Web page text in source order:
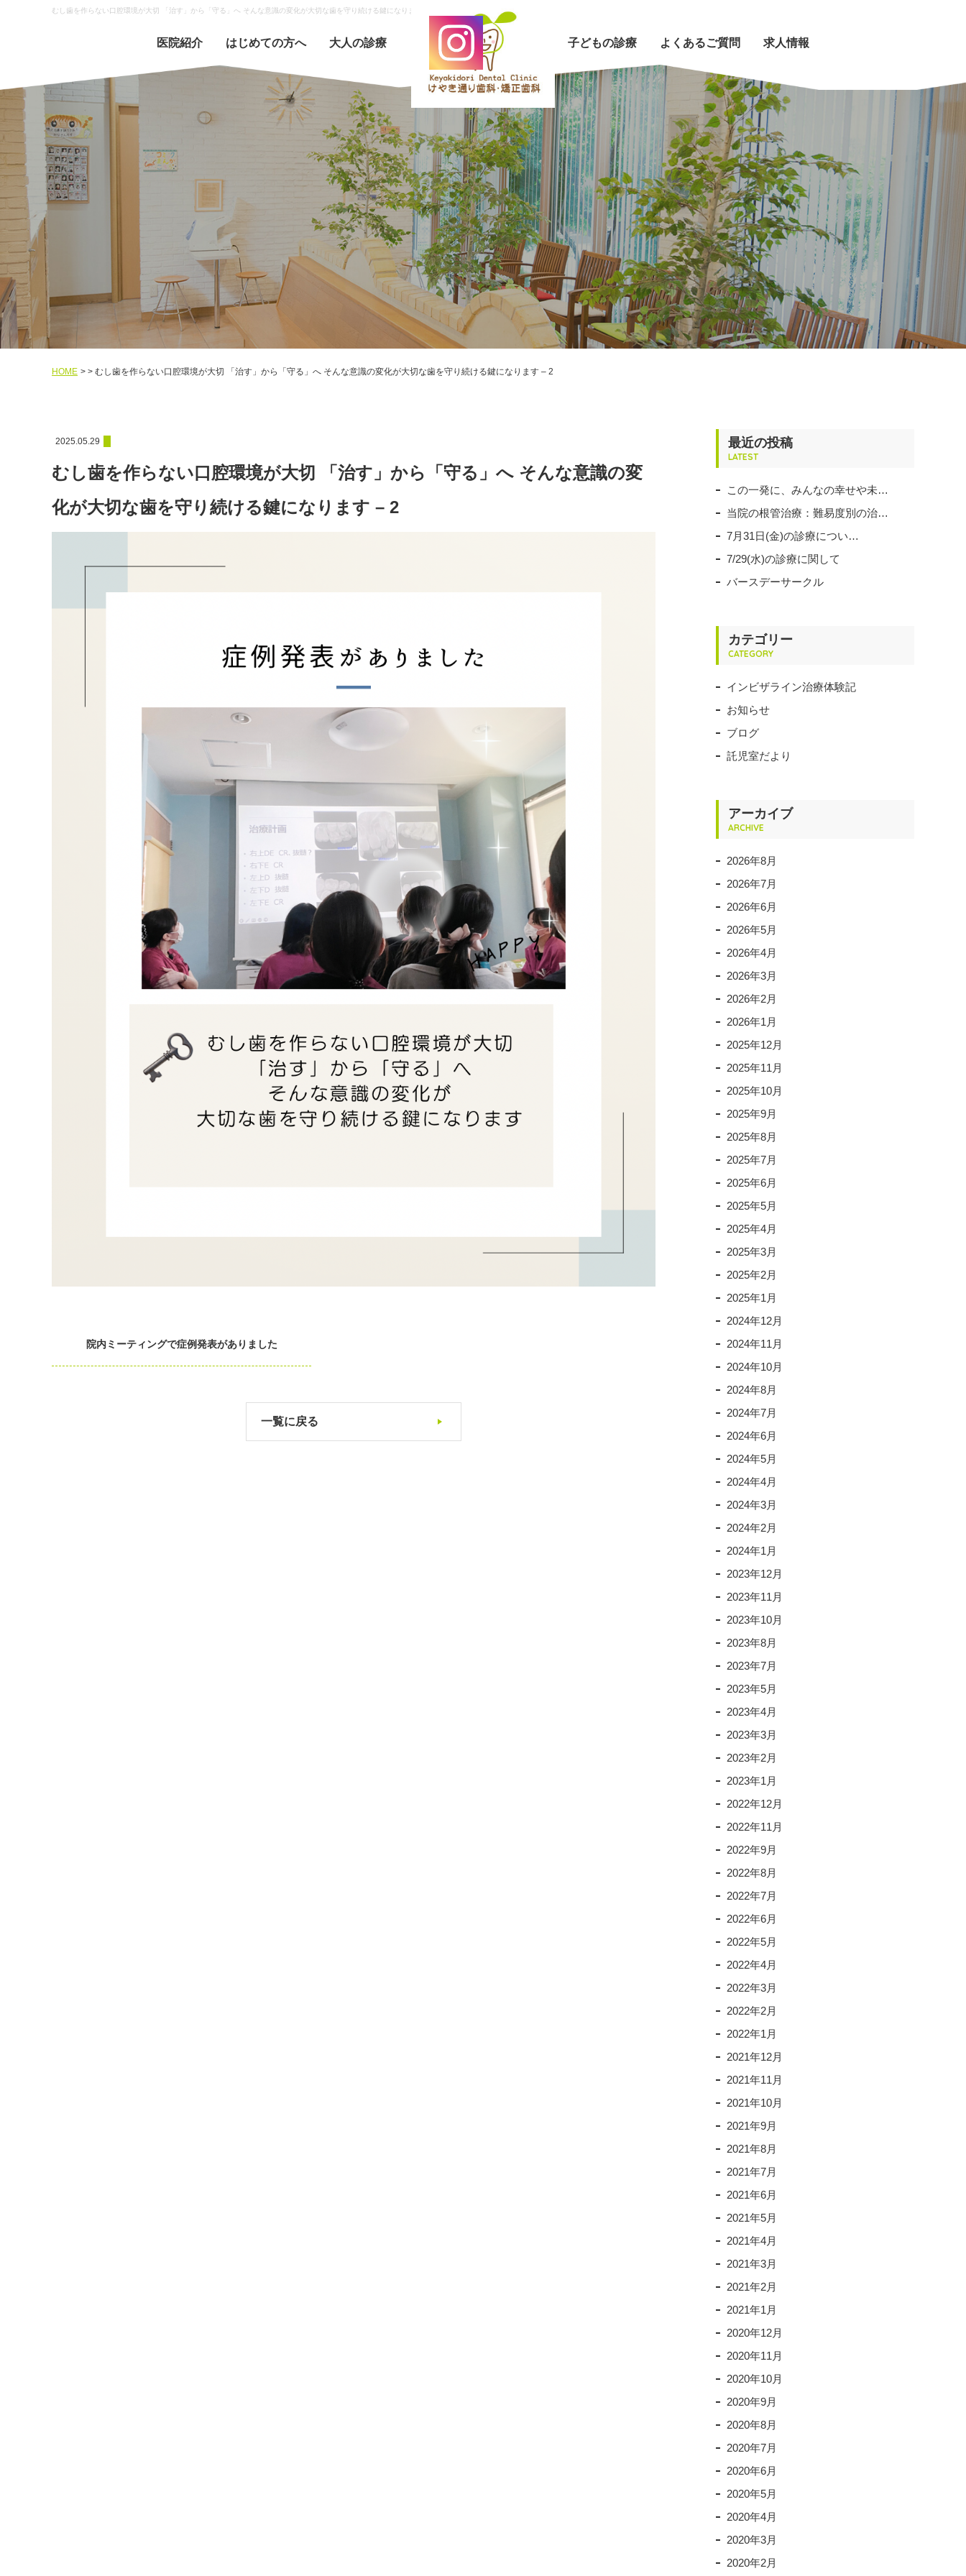
むし歯を作らない口腔環境が大切 「治す」から「守る」へ そんな意識の変化が大切な歯を守り続ける鍵になります – 2
医院紹介 はじめての方へ 大人の診療 子どもの診療 よくあるご質問 求人情報
HOME むし歯を作らない口腔環境が大切 「治す」から「守る」へ そんな意識の変化が大切な歯を守り続ける鍵になります – 2
2025.05.29
むし歯を作らない口腔環境が大切 「治す」から「守る」へ そんな意識の変
化が大切な歯を守り続ける鍵になります – 2
院内ミーティングで症例発表がありました
一覧に戻る
最近の投稿
LATEST
この一発に、みんなの幸せや未…
当院の根管治療：難易度別の治…
7月31日(金)の診療につい…
7/29(水)の診療に関して
バースデーサークル
カテゴリー
CATEGORY
インビザライン治療体験記
お知らせ
ブログ
託児室だより
アーカイブ
ARCHIVE
2026年8月
2026年7月
2026年6月
2026年5月
2026年4月
2026年3月
2026年2月
2026年1月
2025年12月
2025年11月
2025年10月
2025年9月
2025年8月
2025年7月
2025年6月
2025年5月
2025年4月
2025年3月
2025年2月
2025年1月
2024年12月
2024年11月
2024年10月
2024年8月
2024年7月
2024年6月
2024年5月
2024年4月
2024年3月
2024年2月
2024年1月
2023年12月
2023年11月
2023年10月
2023年8月
2023年7月
2023年5月
2023年4月
2023年3月
2023年2月
2023年1月
2022年12月
2022年11月
2022年9月
2022年8月
2022年7月
2022年6月
2022年5月
2022年4月
2022年3月
2022年2月
2022年1月
2021年12月
2021年11月
2021年10月
2021年9月
2021年8月
2021年7月
2021年6月
2021年5月
2021年4月
2021年3月
2021年2月
2021年1月
2020年12月
2020年11月
2020年10月
2020年9月
2020年8月
2020年7月
2020年6月
2020年5月
2020年4月
2020年3月
2020年2月